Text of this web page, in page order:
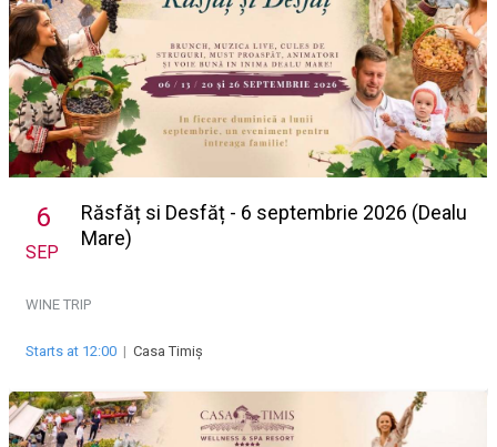
6
SEP
Răsfăț si Desfăț - 6 septembrie 2026 (Dealu
Mare)
WINE TRIP
Starts at 12:00 | Casa Timiș